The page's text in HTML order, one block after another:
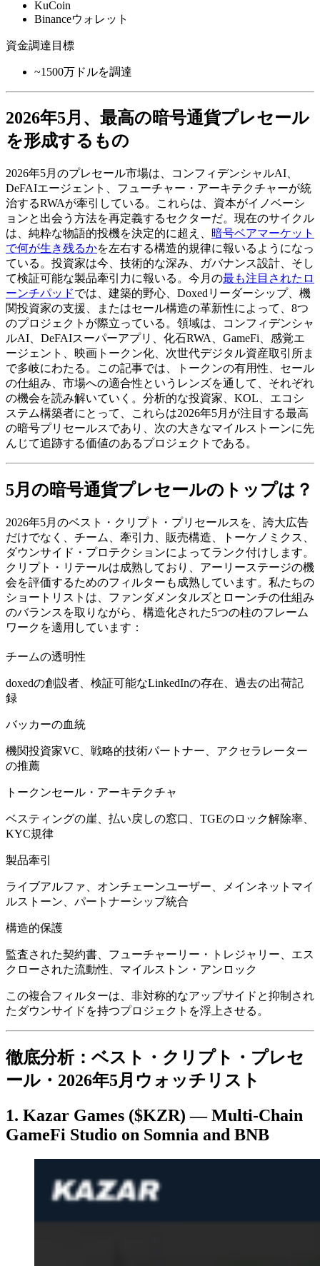
KuCoin
Binanceウォレット
資金調達目標
~1500万ドルを調達
2026年5月、最高の暗号通貨プレセール
を形成するもの
2026年5月のプレセール市場は、コンフィデンシャルAI、
DeFAIエージェント、フューチャー・アーキテクチャーが統
治するRWAが牽引している。これらは、資本がイノベーシ
ョンと出会う方法を再定義するセクターだ。現在のサイクル
は、純粋な物語的投機を決定的に超え、 暗号ベアマーケット
で何が生き残るかを左右する構造的規律に報いるようになっ
ている。投資家は今、技術的な深み、ガバナンス設計、そし
て検証可能な製品牽引力に報いる。今月の最も注目されたロ
ーンチパッドでは、建築的野心、Doxedリーダーシップ、機
関投資家の支援、またはセール構造の革新性によって、8つ
のプロジェクトが際立っている。領域は、コンフィデンシャ
ルAI、DeFAIスーパーアプリ、化石RWA、GameFi、感覚エ
ージェント、映画トークン化、次世代デジタル資産取引所ま
で多岐にわたる。この記事では、トークンの有用性、セール
の仕組み、市場への適合性というレンズを通して、それぞれ
の機会を読み解いていく。分析的な投資家、KOL、エコシ
ステム構築者にとって、これらは2026年5月が注目する最高
の暗号プリセールスであり、次の大きなマイルストーンに先
んじて追跡する価値のあるプロジェクトである。
5月の暗号通貨プレセールのトップは？
2026年5月のベスト・クリプト・プリセールスを、誇大広告
だけでなく、チーム、牽引力、販売構造、トーケノミクス、
ダウンサイド・プロテクションによってランク付けします。
クリプト・リテールは成熟しており、アーリーステージの機
会を評価するためのフィルターも成熟しています。私たちの
ショートリストは、ファンダメンタルズとローンチの仕組み
のバランスを取りながら、構造化された5つの柱のフレーム
ワークを適用しています：
チームの透明性
doxedの創設者、検証可能なLinkedInの存在、過去の出荷記
録
バッカーの血統
機関投資家VC、戦略的技術パートナー、アクセラレーター
の推薦
トークンセール・アーキテクチャ
ベスティングの崖、払い戻しの窓口、TGEのロック解除率、
KYC規律
製品牽引
ライブアルファ、オンチェーンユーザー、メインネットマイ
ルストーン、パートナーシップ統合
構造的保護
監査された契約書、フューチャーリー・トレジャリー、エス
クローされた流動性、マイルストン・アンロック
この複合フィルターは、非対称的なアップサイドと抑制され
たダウンサイドを持つプロジェクトを浮上させる。
徹底分析：ベスト・クリプト・プレセ
ール・2026年5月ウォッチリスト
1. Kazar Games ($KZR) — Multi-Chain
GameFi Studio on Somnia and BNB